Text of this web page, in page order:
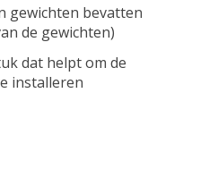
gewichten bevatten
de gewichten)
dat helpt om de
installeren